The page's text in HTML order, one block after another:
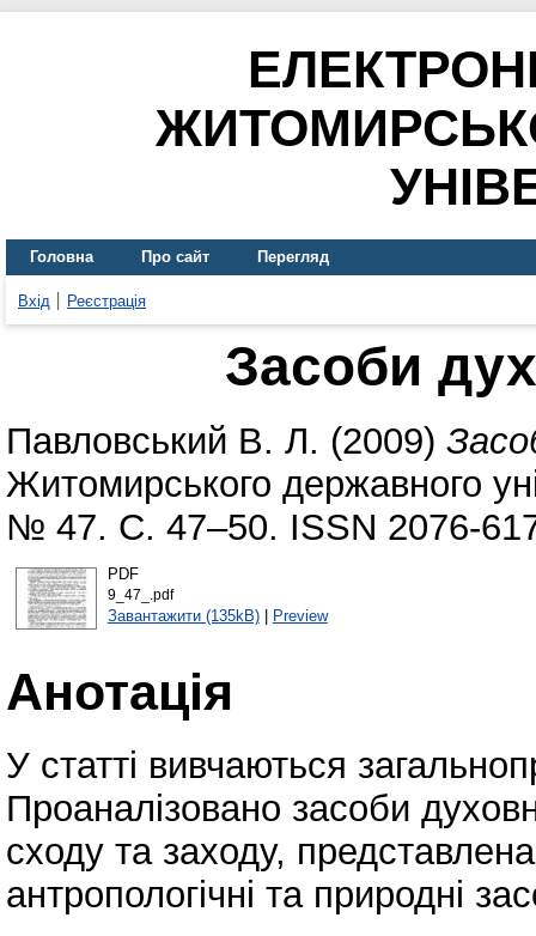
Головна Про сайт Перегляд
Вхід Реєстрація
Засоби
Павловський В. Л. (2009)
Житомирського державного
№ 47. С. 47–50. ISSN 2076-
PDF
9_47_.pdf
Завантажити (135kB)| Preview
Анотація
У статті вивчаються
Проаналізовано засоби
сходу та заходу,
антропологічні та природні